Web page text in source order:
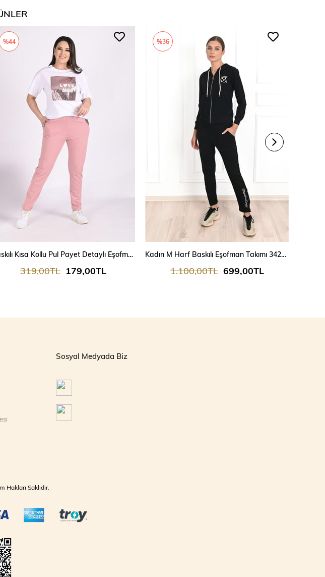
Baskılı Kısa Kollu Pul Payet Detaylı Eşofman Takımı 9026
179,00TL
319,00TL
%44
Kadın M Harf Baskılı Eşofman Takımı 3429-23
699,00TL
1.100,00TL
%36
Sosyal Medyada Biz
Hakları Saklıdır.